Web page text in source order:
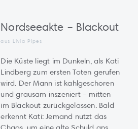
Nordseeakte – Blackout
aus Livia Pipes
Die Küste liegt im Dunkeln, als Kati
Lindberg zum ersten Toten gerufen
wird. Der Mann ist kahlgeschoren
und grausam inszeniert – mitten
im Blackout zurückgelassen. Bald
erkennt Kati: Jemand nutzt das